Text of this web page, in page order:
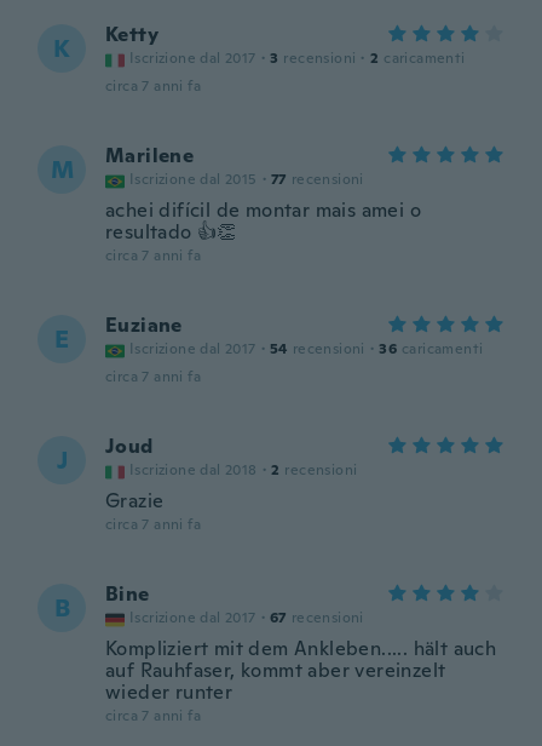
K Ketty
Iscrizione dal 2017 · 3 recensioni · 2 caricamenti
circa 7 anni fa
M Marilene
Iscrizione dal 2015 · 77 recensioni
achei difícil de montar mais amei o
resultado 👍👏
circa 7 anni fa
E Euziane
Iscrizione dal 2017 · 54 recensioni · 36 caricamenti
circa 7 anni fa
J Joud
Iscrizione dal 2018 · 2 recensioni
Grazie
circa 7 anni fa
B Bine
Iscrizione dal 2017 · 67 recensioni
Kompliziert mit dem Ankleben..... hält auch
auf Rauhfaser, kommt aber vereinzelt
wieder runter
circa 7 anni fa